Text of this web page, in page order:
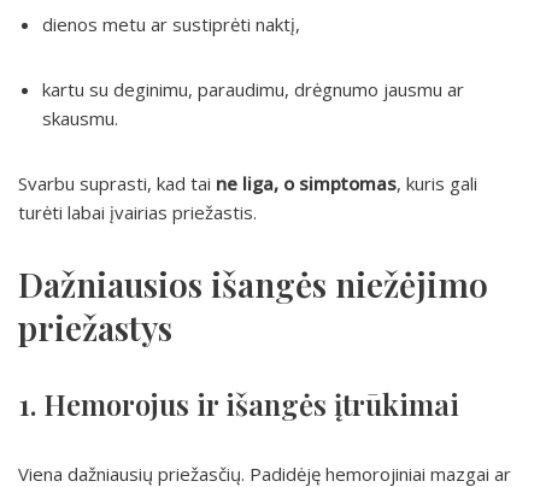
dienos metu ar sustiprėti naktį,
kartu su deginimu, paraudimu, drėgnumo jausmu ar
skausmu.
Svarbu suprasti, kad tai ne liga, o simptomas, kuris gali
turėti labai įvairias priežastis.
Dažniausios išangės niežėjimo
priežastys
1. Hemorojus ir išangės įtrūkimai
Viena dažniausių priežasčių. Padidėję hemorojiniai mazgai ar